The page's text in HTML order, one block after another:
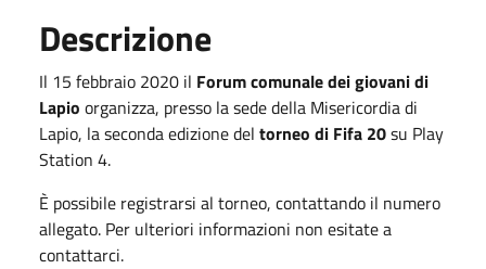
Descrizione
Il 15 febbraio 2020 il Forum comunale dei giovani di
Lapio organizza, presso la sede della Misericordia di
Lapio, la seconda edizione del torneo di Fifa 20su Play
Station 4.
È possibile registrarsi al torneo, contattando il numero
allegato. Per ulteriori informazioni non esitate a
contattarci.